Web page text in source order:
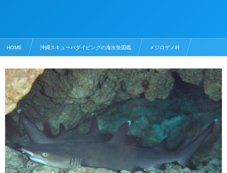
HOME 沖縄スキューバダイビングの海水魚図鑑 メジロザメ科